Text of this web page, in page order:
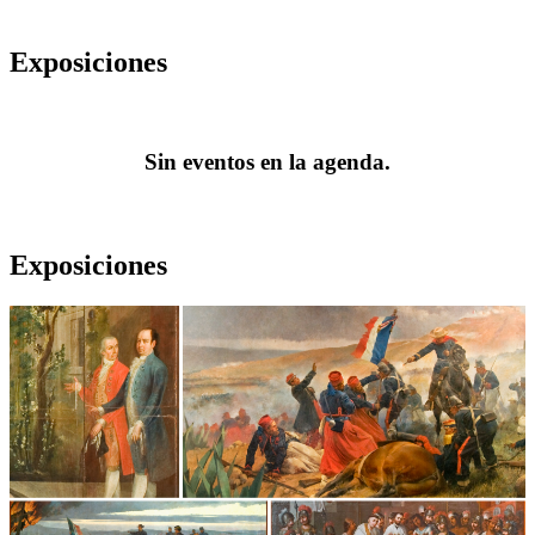
Exposiciones
Sin eventos en la agenda.
Exposiciones